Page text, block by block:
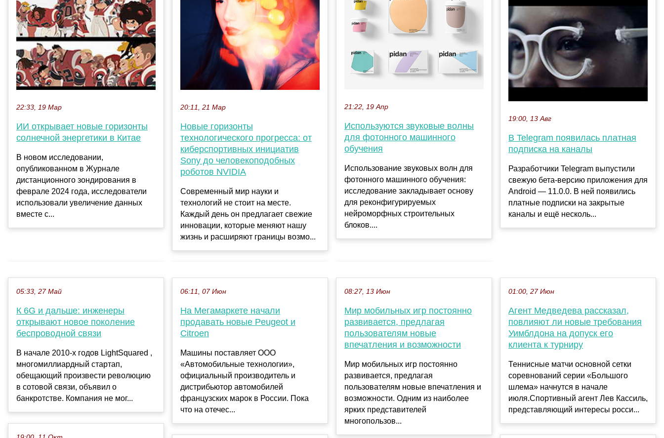
22:33, 19 Мар
ИИ открывает новые горизонты
солнечной энергетики в Китае
В новом исследовании,
опубликованном в Журнале
дистанционного зондирования в
феврале 2024 года, исследователи
использовали увеличение данных
вместе с...
20:11, 21 Мар
Новые горизонты
технологического прогресса: от
киберспортивных инициатив
Sony до человекоподобных
роботов NVIDIA
Современный мир науки и
технологий не стоит на месте.
Каждый день он предлагает свежие
инновации, которые меняют нашу
жизнь и расширяют границы возмо...
21:22, 19 Апр
Используются звуковые волны
для фотонного машинного
обучения
Использование звуковых волн для
фотонного машинного обучения:
исследование закладывает основу
для реконфигурируемых
нейроморфных строительных
блоков....
19:00, 13 Авг
В Telegram появилась платная
подписка на каналы
Разработчики Telegram выпустили
свежую бета-версию приложения для
Android — 11.0.0. В ней появились
платные подписки на закрытые
каналы и ещё несколь...
05:33, 27 Май
К 6G и дальше: инженеры
открывают новое поколение
беспроводной связи
В начале 2010-х годов LightSquared ,
многомиллиардный стартап,
обещающий произвести революцию
в сотовой связи, объявил о
банкротстве. Компания не мог...
06:11, 07 Июн
На Мегамаркете начали
продавать новые Peugeot и
Citroen
Машины поставляет ООО
«Автомобильные технологии»,
официальный производитель и
дистрибьютор автомобилей
французских марок в России. Пока
что на отечес...
08:27, 13 Июн
Мир мобильных игр постоянно
развивается, предлагая
пользователям новые
впечатления и возможности
Мир мобильных игр постоянно
развивается, предлагая
пользователям новые впечатления и
возможности. Одним из наиболее
ярких представителей
многопользов...
01:00, 27 Июн
Агент Медведева рассказал,
повлияют ли новые требования
Уимблдона на допуск его
клиента к турниру
Теннисные матчи основной сетки
соревнований серии «Большого
шлема» начнутся в начале
июля.Спортивный агент Лев Кассиль,
представляющий интересы росси...